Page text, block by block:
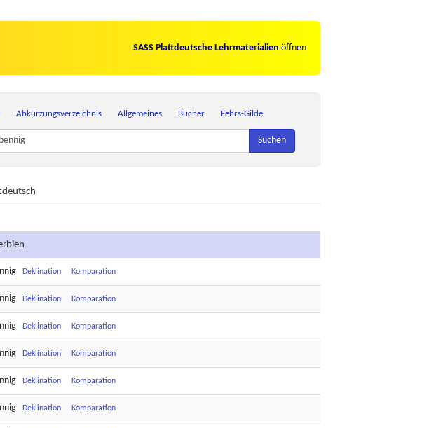
SASS Plattdeutsche Lehrmaterialien öffnen
Abkürzungsverzeichnis Allgemeines Bücher Fehrs-Gilde
Suchen
Deklination Komparation
Deklination Komparation
Deklination Komparation
Deklination Komparation
Deklination Komparation
Deklination Komparation